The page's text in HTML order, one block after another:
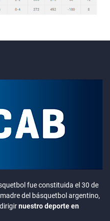
fue constituida el 30 de
del básquetbol argentino,
nuestro deporte en